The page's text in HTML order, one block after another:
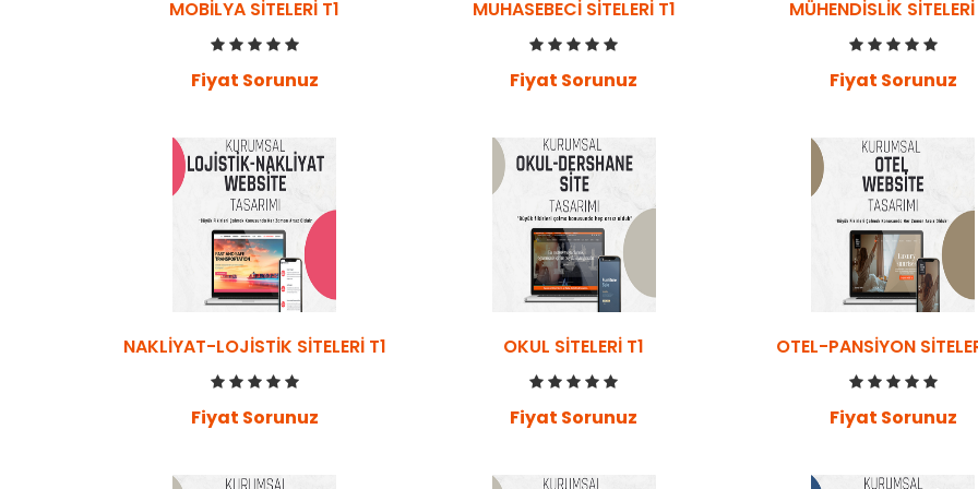
MOBILYA SITELERI T1
Fiyat Sorunuz
MUHASEBECI SITELERI T1
Fiyat Sorunuz
MÜHENDISLIK SITELERI
Fiyat Sorunuz
NAKLIYAT-LOJISTIK SITELERI T1
Fiyat Sorunuz
OKUL SITELERI T1
Fiyat Sorunuz
OTEL-PANSIYON
Fiyat Sorunuz